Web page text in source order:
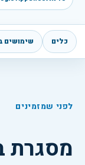
כלים שימושים
לפני שמזמינים
מסגרת